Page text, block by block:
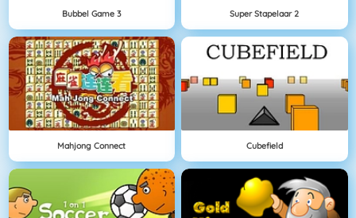
Bubbel Game 3 Super Stapelaar 2
Mahjong Connect Cubefield